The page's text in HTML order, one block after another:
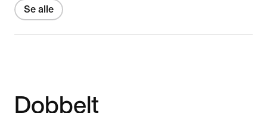
Se alle
Dobbelt